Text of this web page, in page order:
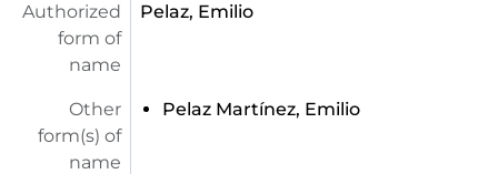
Authorized
form of
name
Pelaz, Emilio
Other
form(s) of
name
Pelaz Martínez, Emilio